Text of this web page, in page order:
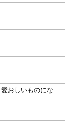
おしいものにな